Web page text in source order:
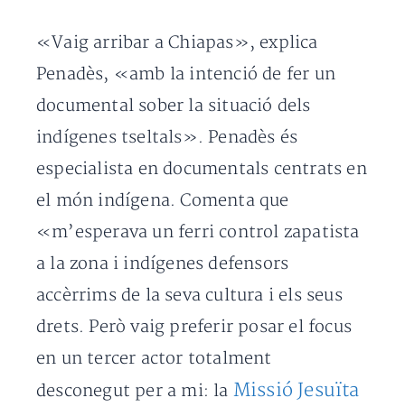
«Vaig arribar a Chiapas», explica
Penadès, «amb la intenció de fer un
documental sober la situació dels
indígenes tseltals». Penadès és
especialista en documentals centrats en
el món indígena. Comenta que
«m’esperava un ferri control zapatista
a la zona i indígenes defensors
accèrrims de la seva cultura i els seus
drets. Però vaig preferir posar el focus
en un tercer actor totalment
desconegut per a mi: la Missió Jesuïta